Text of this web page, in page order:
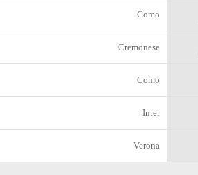
Como
Cremonese
Como
Inter
Verona